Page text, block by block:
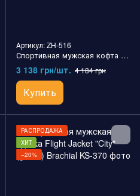
Артикул: ZH-516
Спортивная мужская кофта Zip-Hoody "Classy" Brachial
3 138 грн/шт. 4 184 грн
Купить
РАСПРОДАЖА
ХИТ
−20%